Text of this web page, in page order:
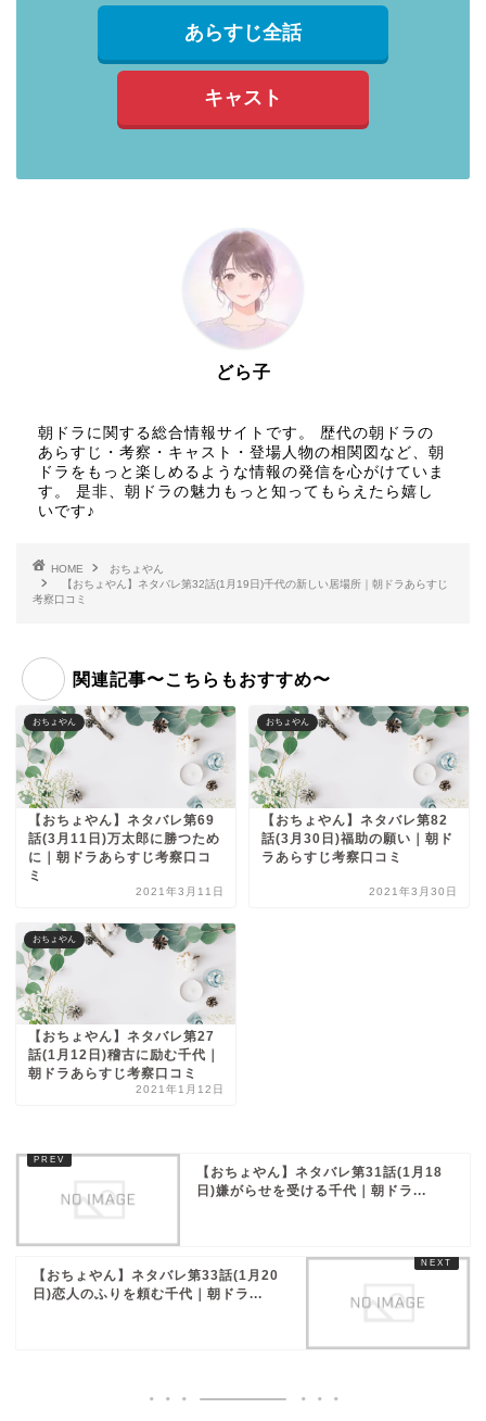
あらすじ全話
キャスト
どら子
朝ドラに関する総合情報サイトです。 歴代の朝ドラの
あらすじ・考察・キャスト・登場人物の相関図など、朝
ドラをもっと楽しめるような情報の発信を心がけていま
す。 是非、朝ドラの魅力もっと知ってもらえたら嬉し
いです♪
HOME
おちょやん
【おちょやん】ネタバレ第32話(1月19日)千代の新しい居場所｜朝ドラあらすじ
考察口コミ
関連記事〜こちらもおすすめ〜
おちょやん
【おちょやん】ネタバレ第69
話(3月11日)万太郎に勝つため
に｜朝ドラあらすじ考察口コ
ミ
2021年3月11日
おちょやん
【おちょやん】ネタバレ第82
話(3月30日)福助の願い｜朝ド
ラあらすじ考察口コミ
2021年3月30日
おちょやん
【おちょやん】ネタバレ第27
話(1月12日)稽古に励む千代｜
朝ドラあらすじ考察口コミ
2021年1月12日
【おちょやん】ネタバレ第31話(1月18
日)嫌がらせを受ける千代｜朝ドラ...
【おちょやん】ネタバレ第33話(1月20
日)恋人のふりを頼む千代｜朝ドラ...